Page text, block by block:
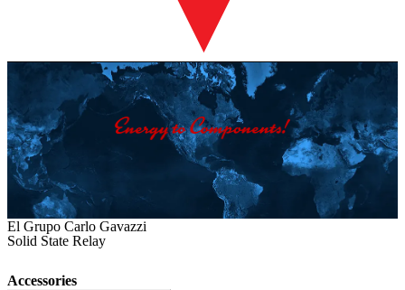
El Grupo Carlo Gavazzi
Solid State Relay
Accessories